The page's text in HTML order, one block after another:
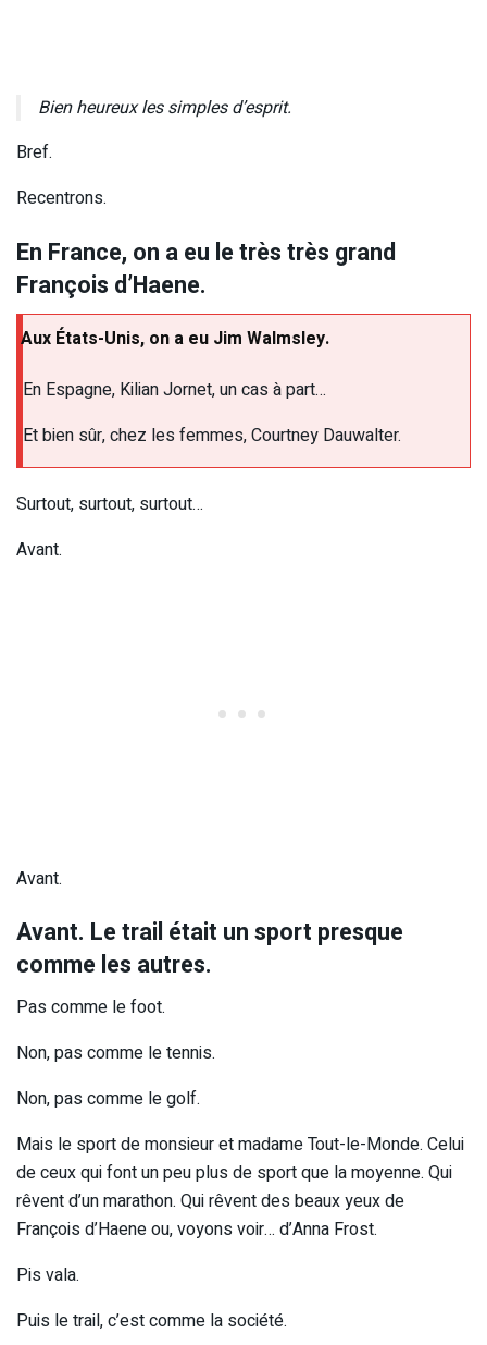
Bien heureux les simples d’esprit.
Bref.
Recentrons.
En France, on a eu le très très grand
François d’Haene.
Aux États-Unis, on a eu Jim Walmsley.
En Espagne, Kilian Jornet, un cas à part…
Et bien sûr, chez les femmes, Courtney Dauwalter.
Surtout, surtout, surtout…
Avant.
Avant.
Avant. Le trail était un sport presque
comme les autres.
Pas comme le foot.
Non, pas comme le tennis.
Non, pas comme le golf.
Mais le sport de monsieur et madame Tout-le-Monde. Celui
de ceux qui font un peu plus de sport que la moyenne. Qui
rêvent d’un marathon. Qui rêvent des beaux yeux de
François d’Haene ou, voyons voir… d’Anna Frost.
Pis vala.
Puis le trail, c’est comme la société.